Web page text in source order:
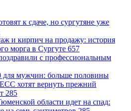
к сдаче, но сургутяне уже
и кирпич на продажу: история
морга в Сургуте 657
с профессиональным
для мужчин: больше половины
хотят вернуть прежний
285
области идет на спад: